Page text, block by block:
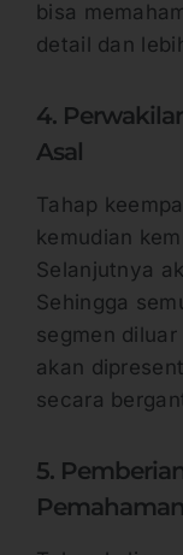
bisa
detail dan
4.
Asal
Tahap
kemudian
Selanjutnya
Sehingga
segmen
akan
secara
5.